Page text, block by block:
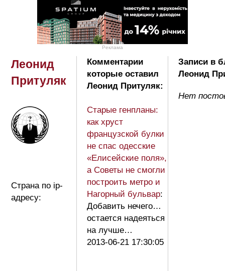
Реклама
Леонид
Притуляк
Страна по ip-
адресу:
Комментарии
которые оставил
Леонид Притуляк:
Старые генпланы:
как хруст
французской булки
не спас одесские
«Елисейские поля»,
а Советы не смогли
построить метро и
Нагорный бульвар:
Добавить нечего…
остается надеяться
на лучше…
2013-06-21 17:30:05
Записи в
Леонид
Нет